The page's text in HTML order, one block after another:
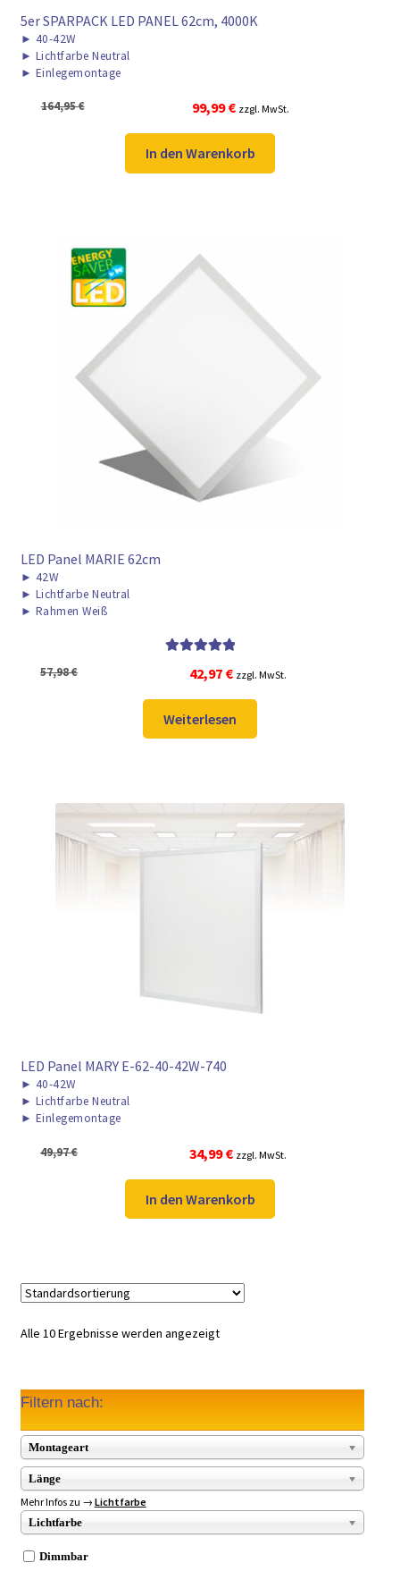
5er SPARPACK LED PANEL 62cm, 4000K
► 40-42W
► Lichtfarbe Neutral
► Einlegemontage
164,95€
Ursprünglicher
Preis
war:
164,95 €
99,99€Aktueller
Preis
ist:
99,99 €.
zzgl. MwSt.
In den Warenkorb
LED Panel MARIE 62cm
► 42W
► Lichtfarbe Neutral
► Rahmen Weiß
von 5
57,98€
Ursprünglicher
war:
57,98 €
42,97 €Aktueller
ist:
42,97 €.
zzgl. MwSt.
Weiterlesen
LED Panel MARY E-62-40-42W-740
► 40-42W
► Lichtfarbe Neutral
► Einlegemontage
49,97€
Ursprünglicher
war:
49,97 €
34,99€Aktueller
ist:
34,99 €.
zzgl. MwSt.
In den Warenkorb
Alle 10 Ergebnisse werden angezeigt
Filtern nach:
Montageart
Länge
Mehr Infos zu → Lichtfarbe
Lichtfarbe
Dimmbar